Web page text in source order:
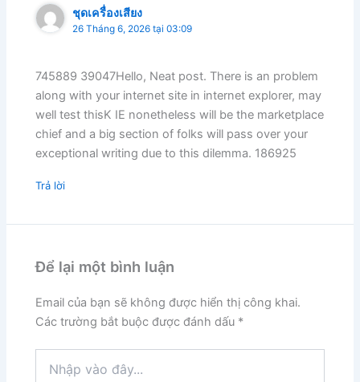
ชุดเครื่องเสียง
26 Tháng 6, 2026 tại 03:09
745889 39047Hello, Neat post. There is an problem
along with your internet site in internet explorer, may
well test thisK IE nonetheless will be the marketplace
chief and a big section of folks will pass over your
exceptional writing due to this dilemma. 186925
Trả lời
Để lại một bình luận
Email của bạn sẽ không được hiển thị công khai.
Các trường bắt buộc được đánh dấu *
vào